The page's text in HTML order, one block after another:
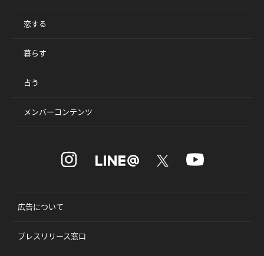
恋する
暮らす
占う
メンバーコンテンツ
広告について
プレスリリース窓口